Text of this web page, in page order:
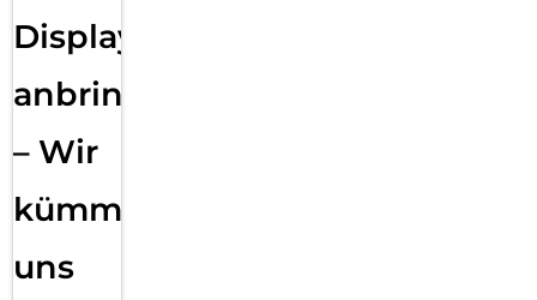
Displayfolie
anbringen
– Wir
kümmern
uns